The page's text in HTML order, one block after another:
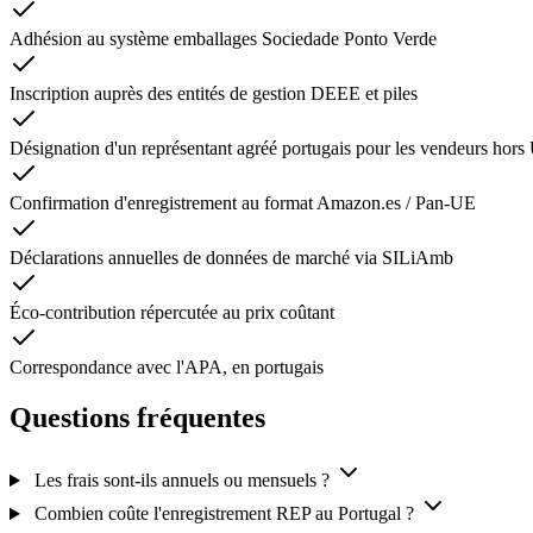
Adhésion au système emballages Sociedade Ponto Verde
Inscription auprès des entités de gestion DEEE et piles
Désignation d'un représentant agréé portugais pour les vendeurs hors
Confirmation d'enregistrement au format Amazon.es / Pan-UE
Déclarations annuelles de données de marché via SILiAmb
Éco-contribution répercutée au prix coûtant
Correspondance avec l'APA, en portugais
Questions fréquentes
Les frais sont-ils annuels ou mensuels ?
Combien coûte l'enregistrement REP au Portugal ?